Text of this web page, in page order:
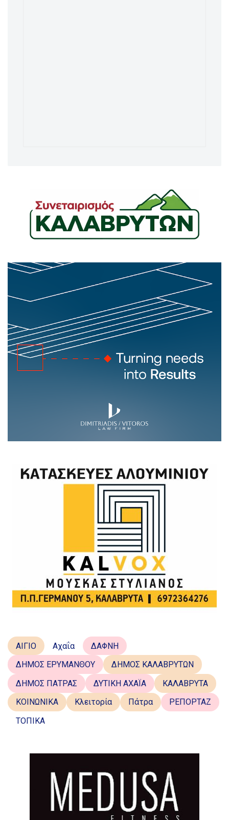
ΑΙΓΙΟ Αχαΐα
ΔΑΦΝΗ
ΔΗΜΟΣ ΕΡΥΜΑΝΘΟΥ
ΔΗΜΟΣ ΚΑΛΑΒΡΥΤΩΝ
ΔΗΜΟΣ ΠΑΤΡΑΣ
ΔΥΤΙΚΗ ΑΧΑΪΑ
ΚΑΛΑΒΡΥΤΑ
ΚΟΙΝΩΝΙΚΑ
Κλειτορία Πάτρα
ΡΕΠΟΡΤΑΖ
ΤΟΠΙΚΑ